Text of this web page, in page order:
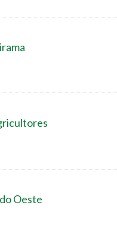
Oeste